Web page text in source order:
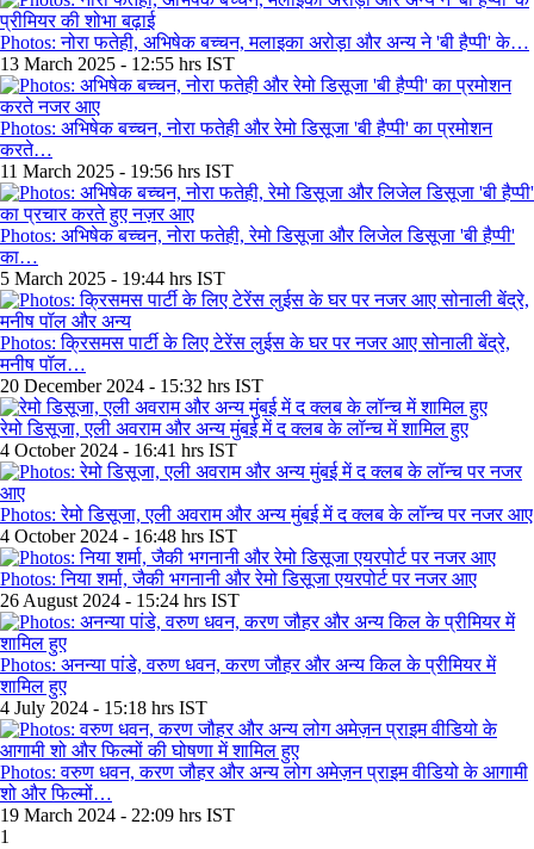
Photos: नोरा फतेही, अभिषेक बच्चन, मलाइका अरोड़ा और अन्य ने 'बी हैप्पी' के…
13 March 2025 - 12:55 hrs IST
Photos: अभिषेक बच्चन, नोरा फतेही और रेमो डिसूजा 'बी हैप्पी' का प्रमोशन
करते…
11 March 2025 - 19:56 hrs IST
Photos: अभिषेक बच्चन, नोरा फतेही, रेमो डिसूजा और लिजेल डिसूजा 'बी हैप्पी'
का…
5 March 2025 - 19:44 hrs IST
Photos: क्रिसमस पार्टी के लिए टेरेंस लुईस के घर पर नजर आए सोनाली बेंद्रे,
मनीष पॉल…
20 December 2024 - 15:32 hrs IST
रेमो डिसूजा, एली अवराम और अन्य मुंबई में द क्लब के लॉन्च में शामिल हुए
4 October 2024 - 16:41 hrs IST
Photos: रेमो डिसूजा, एली अवराम और अन्य मुंबई में द क्लब के लॉन्च पर नजर आए
4 October 2024 - 16:48 hrs IST
Photos: निया शर्मा, जैकी भगनानी और रेमो डिसूजा एयरपोर्ट पर नजर आए
26 August 2024 - 15:24 hrs IST
Photos: अनन्या पांडे, वरुण धवन, करण जौहर और अन्य किल के प्रीमियर में
शामिल हुए
4 July 2024 - 15:18 hrs IST
Photos: वरुण धवन, करण जौहर और अन्य लोग अमेज़न प्राइम वीडियो के आगामी
शो और फिल्मों…
19 March 2024 - 22:09 hrs IST
1